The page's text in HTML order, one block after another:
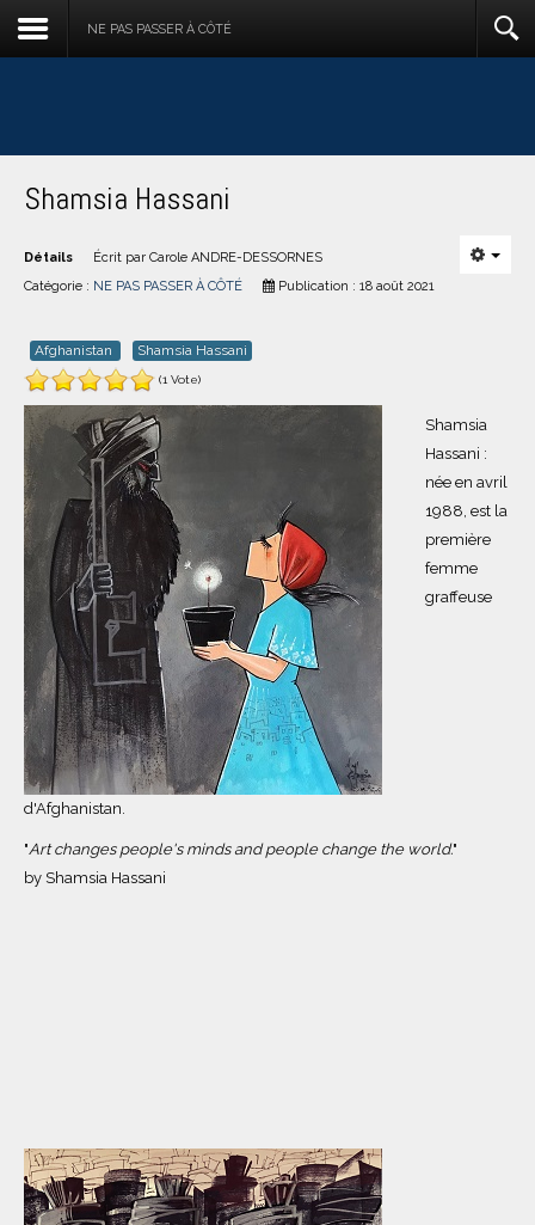
NE PAS PASSER À CÔTÉ
Shamsia Hassani
Détails Écrit par Carole ANDRE-DESSORNES
Catégorie : NE PAS PASSER À CÔTÉ Publication : 18 août 2021
Afghanistan Shamsia Hassani
(1 Vote)
Shamsia
Hassani :
née en avril
1988, est la
première
femme
graffeuse
d'Afghanistan.
"Art changes people's minds and people change the world."
by Shamsia Hassani